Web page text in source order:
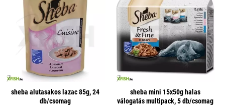
sheba alutasakos lazac 85g, 24
db/csomag
sheba mini 15x50g halas
válogatás multipack, 5 db/csomag